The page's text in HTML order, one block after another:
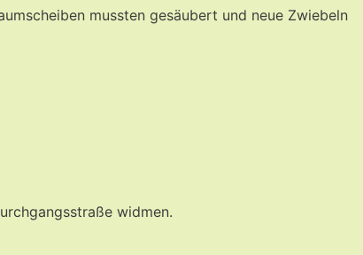
mussten gesäubert und neue Zwiebeln
widmen.